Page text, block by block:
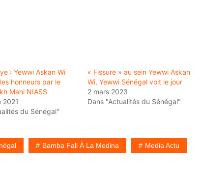
: Yewwi Askan Wi
honneurs par le
Mahi NIASS
2021
du Sénégal"
« Fissure » au sein Yewwi Askan
Wi, Yewwi Sénégal voit le jour
2 mars 2023
Dans "Actualités du Sénégal"
Bamba Fall À La Medina Media Actu